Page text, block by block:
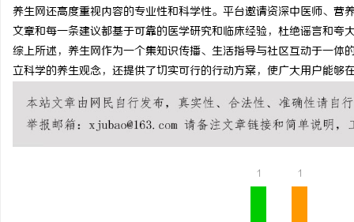
养生网还高度重视内容的专业性和科学性。平台邀请资深中医师、
文章和每一条建议都基于可靠的医学研究和临床经验，杜绝谣言和夸
综上所述，养生网作为一个集知识传播、生活指导与社区互动于一
立科学的养生观念，还提供了切实可行的行动方案，使广大用户能够
1 1
净 AC 国际医疗实验室，标准化研发体系 LAVIDA乐樱国际医疗